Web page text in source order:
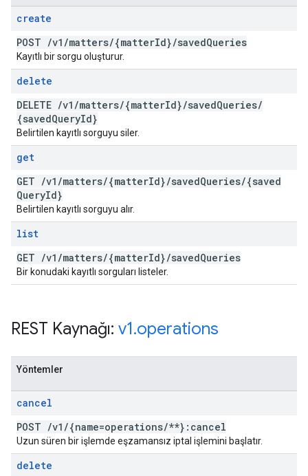
create
POST /v1 /matters/{matterId}/savedQueries
Kayıtlı bir sorgu oluşturur.
delete
DELETE /v1 /matters/{matterId}/savedQueries/
{savedQueryId}
Belirtilen kayıtlı sorguyu siler.
get
GET /v1 /matters/{matterId}/savedQueries/{saved
QueryId}
Belirtilen kayıtlı sorguyu alır.
list
GET /v1 /matters/{matterId}/savedQueries
Bir konudaki kayıtlı sorguları listeler.
REST Kaynağı: v1.operations
Yöntemler
cancel
POST /v1 /{name=operations/**}:cancel
Uzun süren bir işlemde eşzamansız iptal işlemini başlatır.
delete